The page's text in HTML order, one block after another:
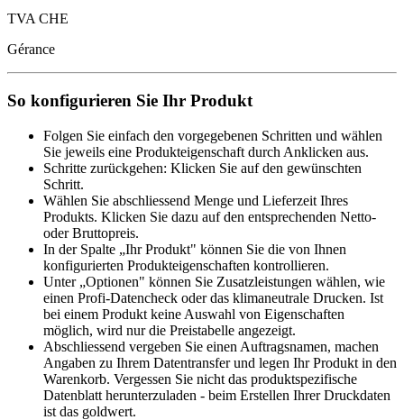
TVA CHE
Gérance
So konfigurieren Sie Ihr Produkt
Folgen Sie einfach den vorgegebenen Schritten und wählen
Sie jeweils eine Produkteigenschaft durch Anklicken aus.
Schritte zurückgehen: Klicken Sie auf den gewünschten
Schritt.
Wählen Sie abschliessend Menge und Lieferzeit Ihres
Produkts. Klicken Sie dazu auf den entsprechenden Netto-
oder Bruttopreis.
In der Spalte „Ihr Produkt" können Sie die von Ihnen
konfigurierten Produkteigenschaften kontrollieren.
Unter „Optionen" können Sie Zusatzleistungen wählen, wie
einen Profi-Datencheck oder das klimaneutrale Drucken. Ist
bei einem Produkt keine Auswahl von Eigenschaften
möglich, wird nur die Preistabelle angezeigt.
Abschliessend vergeben Sie einen Auftragsnamen, machen
Angaben zu Ihrem Datentransfer und legen Ihr Produkt in den
Warenkorb. Vergessen Sie nicht das produktspezifische
Datenblatt herunterzuladen - beim Erstellen Ihrer Druckdaten
ist das goldwert.